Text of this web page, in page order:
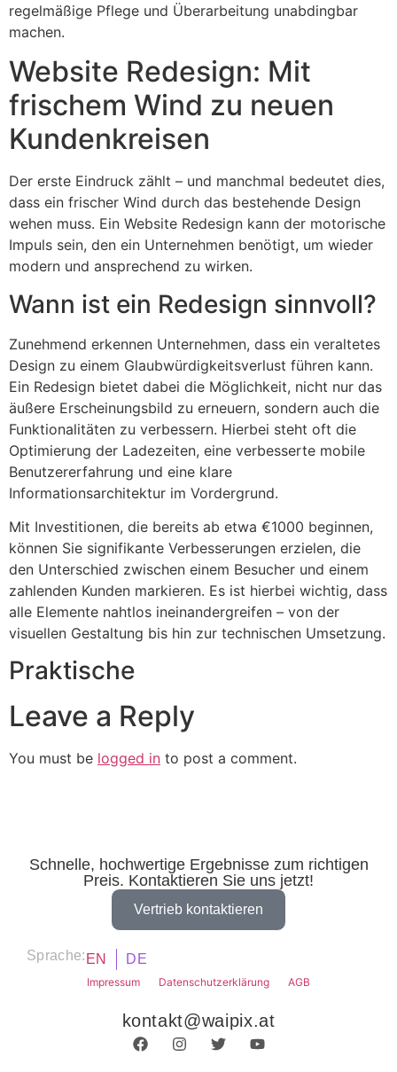
regelmäßige Pflege und Überarbeitung unabdingbar
machen.
Website Redesign: Mit
frischem Wind zu neuen
Kundenkreisen
Der erste Eindruck zählt – und manchmal bedeutet dies,
dass ein frischer Wind durch das bestehende Design
wehen muss. Ein Website Redesign kann der motorische
Impuls sein, den ein Unternehmen benötigt, um wieder
modern und ansprechend zu wirken.
Wann ist ein Redesign sinnvoll?
Zunehmend erkennen Unternehmen, dass ein veraltetes
Design zu einem Glaubwürdigkeitsverlust führen kann.
Ein Redesign bietet dabei die Möglichkeit, nicht nur das
äußere Erscheinungsbild zu erneuern, sondern auch die
Funktionalitäten zu verbessern. Hierbei steht oft die
Optimierung der Ladezeiten, eine verbesserte mobile
Benutzererfahrung und eine klare
Informationsarchitektur im Vordergrund.
Mit Investitionen, die bereits ab etwa €1000 beginnen,
können Sie signifikante Verbesserungen erzielen, die
den Unterschied zwischen einem Besucher und einem
zahlenden Kunden markieren. Es ist hierbei wichtig, dass
alle Elemente nahtlos ineinandergreifen – von der
visuellen Gestaltung bis hin zur technischen Umsetzung.
Praktische
Leave a Reply
You must be logged in to post a comment.
Schnelle, hochwertige Ergebnisse zum richtigen
Preis. Kontaktieren Sie uns jetzt!
Vertrieb kontaktieren
Sprache: EN DE
Impressum Datenschutzerklärung AGB
kontakt@waipix.at